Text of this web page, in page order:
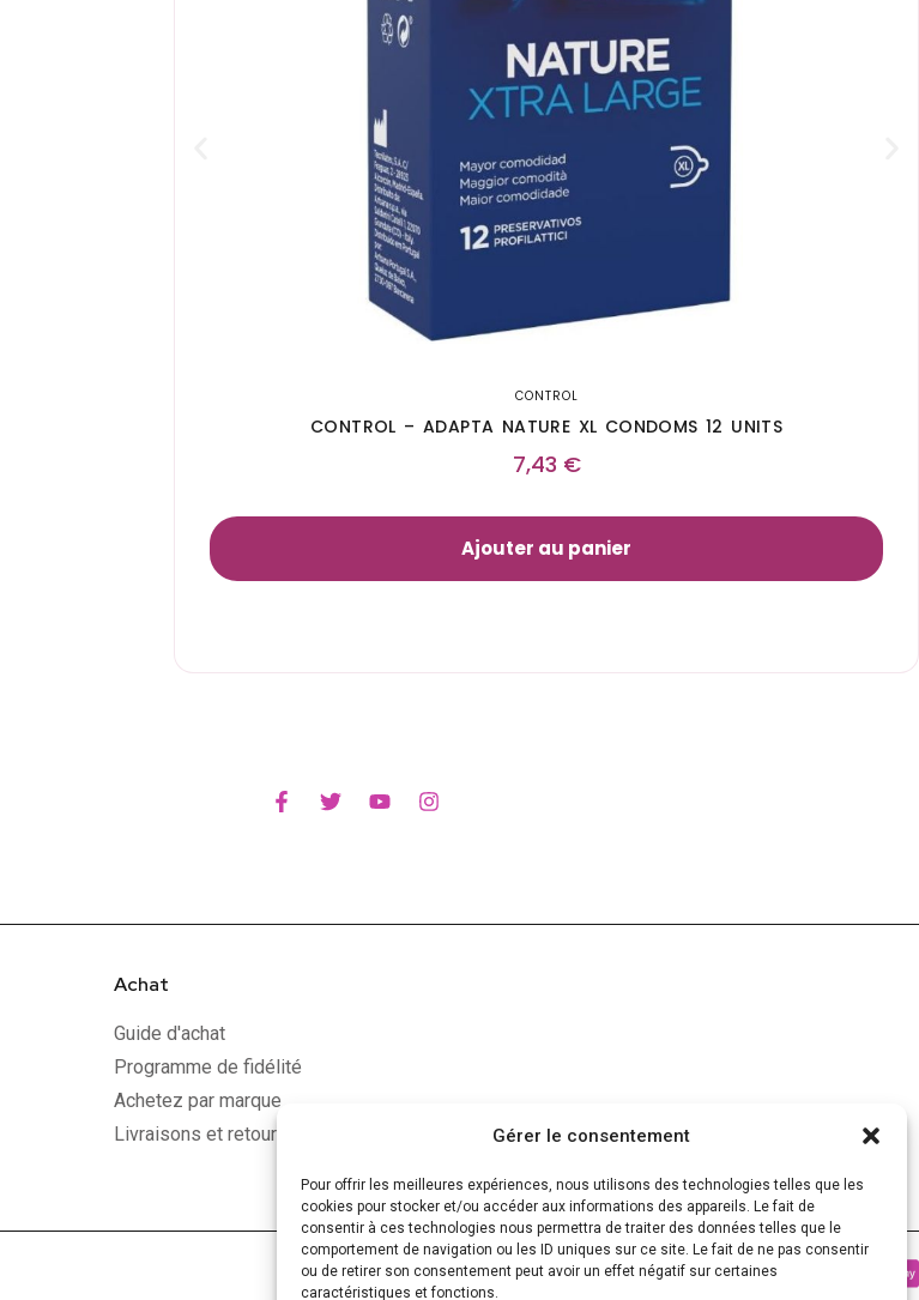
Gérer le consentement
Pour offrir les meilleures expériences, nous utilisons des technologies telles que les
cookies pour stocker et/ou accéder aux informations des appareils. Le fait de
consentir à ces technologies nous permettra de traiter des données telles que le
comportement de navigation ou les ID uniques sur ce site. Le fait de ne pas consentir
ou de retirer son consentement peut avoir un effet négatif sur certaines
caractéristiques et fonctions.
CONTROL
CONTROL – ADAPTA NATURE XL CONDOMS 12 UNITS
7,43 €
Ajouter au panier
Achat
Guide d'achat
Programme de fidélité
Achetez par marque
Livraisons et retours